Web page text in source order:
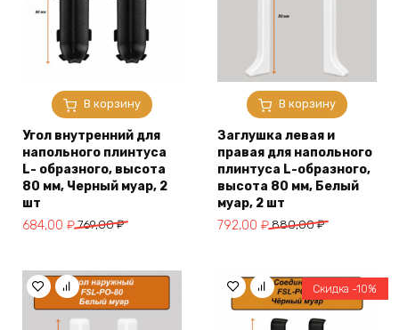
В корзину
Угол внутренний для
напольного плинтуса
L- образного, высота
80 мм, Черный муар, 2
шт
769,00₽
Первоначальная
769,00 ₽.
684,00 ₽
Текущая
В корзину
Заглушка левая и
правая для напольного
плинтуса L-образного,
высота 80 мм, Белый
муар, 2 шт
880,00₽
Первоначальная
880,00 ₽.
792,00 ₽
Текущая
Скидка -10%